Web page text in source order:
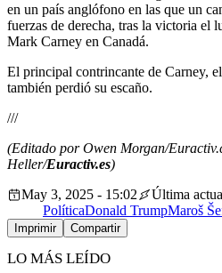
en un país anglófono en las que un
fuerzas de derecha, tras la victoria el
Mark Carney en Canadá.
El principal contrincante de Carney,
también perdió su escaño.
///
(Editado por Owen Morgan/
Heller/Euractiv.es)
May 3, 2025 - 15:02
Última
PolíticaDonald TrumpMaroš
Imprimir Compartir
LO MÁS LEÍDO